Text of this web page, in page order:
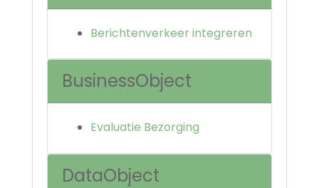
Berichtenverkeer integreren
BusinessObject
Evaluatie Bezorging
DataObject